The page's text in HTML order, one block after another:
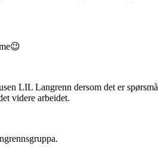
LIL Langrenn dersom det er
videre arbeidet.